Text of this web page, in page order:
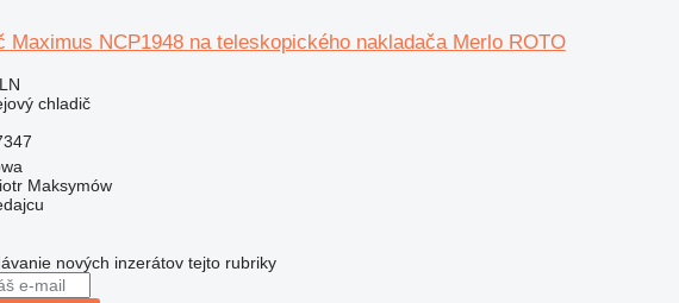
Maximus NCP1948 na teleskopického nakladača Merlo ROTO
chladič
Maksymów
nových inzerátov tejto rubriky